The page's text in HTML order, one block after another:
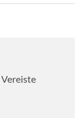
Vereiste